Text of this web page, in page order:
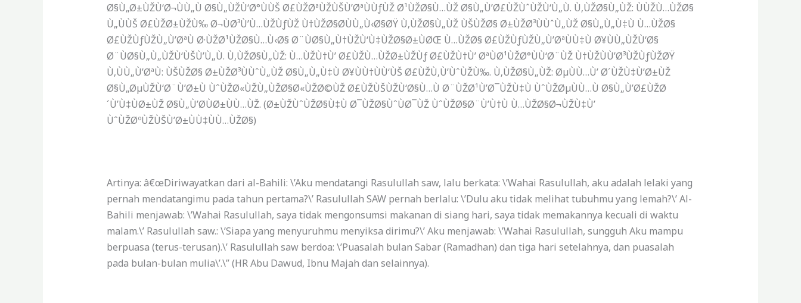
Ø§Ù„Ø±ÙŽÙ‘Ø¬ÙÙ„Ù Ø§Ù„ÙŽÙ‘Ø°ÙÙŠ Ø£ÙŽØªÙŽÙŠÙ’ØªÙÙƒÙŽ Ø¹ÙŽØ§Ù…ÙŽ Ø§Ù„Ù’Ø£ÙŽÙˆÙŽÙ‘Ù„Ù. Ù‚ÙŽØ§Ù„ÙŽ: ÙÙŽÙ…ÙŽØ§
Ù„ÙÙŠ Ø£ÙŽØ±ÙŽÙ‰ Ø¬ÙØ³Ù’Ù…ÙŽÙƒÙŽ Ù†ÙŽØ§Ø­ÙÙ„Ù‹Ø§ØŸ Ù‚ÙŽØ§Ù„ÙŽ ÙŠÙŽØ§ Ø±ÙŽØ³ÙÙˆÙ„ÙŽ Ø§Ù„Ù„Ù‡Ù Ù…ÙŽØ§
Ø£ÙŽÙƒÙŽÙ„Ù’ØªÙ Ø·ÙŽØ¹ÙŽØ§Ù…Ù‹Ø§ Ø¨ÙØ§Ù„Ù†ÙŽÙ‘Ù‡ÙŽØ§Ø±ÙØŒ Ù…ÙŽØ§ Ø£ÙŽÙƒÙŽÙ„Ù’ØªÙÙ‡Ù Ø¥ÙÙ„ÙŽÙ‘Ø§
Ø¨ÙØ§Ù„Ù„ÙŽÙ‘ÙŠÙ’Ù„Ù. Ù‚ÙŽØ§Ù„ÙŽ: Ù…ÙŽÙ†Ù’ Ø£ÙŽÙ…ÙŽØ±ÙŽÙƒ Ø£ÙŽÙ†Ù’ ØªÙØ¹ÙŽØ°ÙÙ‘Ø¨ÙŽ Ù†ÙŽÙÙ’Ø³ÙŽÙƒÙŽØŸ
Ù‚ÙÙ„Ù’ØªÙ: ÙŠÙŽØ§ Ø±ÙŽØ³ÙÙˆÙ„ÙŽ Ø§Ù„Ù„Ù‡Ù Ø¥ÙÙ†ÙÙ‘ÙŠ Ø£ÙŽÙ‚Ù’ÙˆÙŽÙ‰. Ù‚ÙŽØ§Ù„ÙŽ: ØµÙÙ…Ù’ Ø´ÙŽÙ‡Ù’Ø±ÙŽ
Ø§Ù„ØµÙŽÙ‘Ø¨Ù’Ø±Ù ÙˆÙŽØ«ÙŽÙ„ÙŽØ§Ø«ÙŽØ©ÙŽ Ø£ÙŽÙŠÙŽÙ‘Ø§Ù…Ù Ø¨ÙŽØ¹Ù’Ø¯ÙŽÙ‡Ù ÙˆÙŽØµÙÙ…Ù Ø§Ù„Ù’Ø£ÙŽØ
´Ù’Ù‡ÙØ±ÙŽ Ø§Ù„Ù’Ø­ÙØ±ÙÙ…ÙŽ. (Ø±ÙŽÙˆÙŽØ§Ù‡Ù Ø¯ÙŽØ§ÙˆÙØ¯ÙŽ ÙˆÙŽØ§Ø¨Ù’Ù†Ù Ù…ÙŽØ§Ø¬ÙŽÙ‡Ù’
ÙˆÙŽØºÙŽÙŠÙ’Ø±ÙÙ‡ÙÙ…ÙŽØ§)
Artinya: â€œDiriwayatkan dari al-Bahili: \’Aku mendatangi Rasulullah saw, lalu berkata: \’Wahai Rasulullah, aku adalah lelaki yang
pernah mendatangimu pada tahun pertama?\’ Rasulullah SAW pernah berlalu: \’Dulu aku tidak melihat tubuhmu yang lemah?\’Al-
Bahili menjawab: \’Wahai Rasulullah, saya tidak mengonsumsi makanan di siang hari, saya tidak memakannya kecuali di waktu
malam.\’ Rasulullah saw.: \’Siapa yang menyuruhmu menyiksa dirimu?\’Aku menjawab: \’Wahai Rasulullah, sungguh Aku mampu
berpuasa (terus-terusan).\’ Rasulullah saw berdoa: \’Puasalah bulan Sabar (Ramadhan) dan tiga hari setelahnya, dan puasalah
pada bulan-bulan mulia\’.\”(HR Abu Dawud, Ibnu Majah dan selainnya).